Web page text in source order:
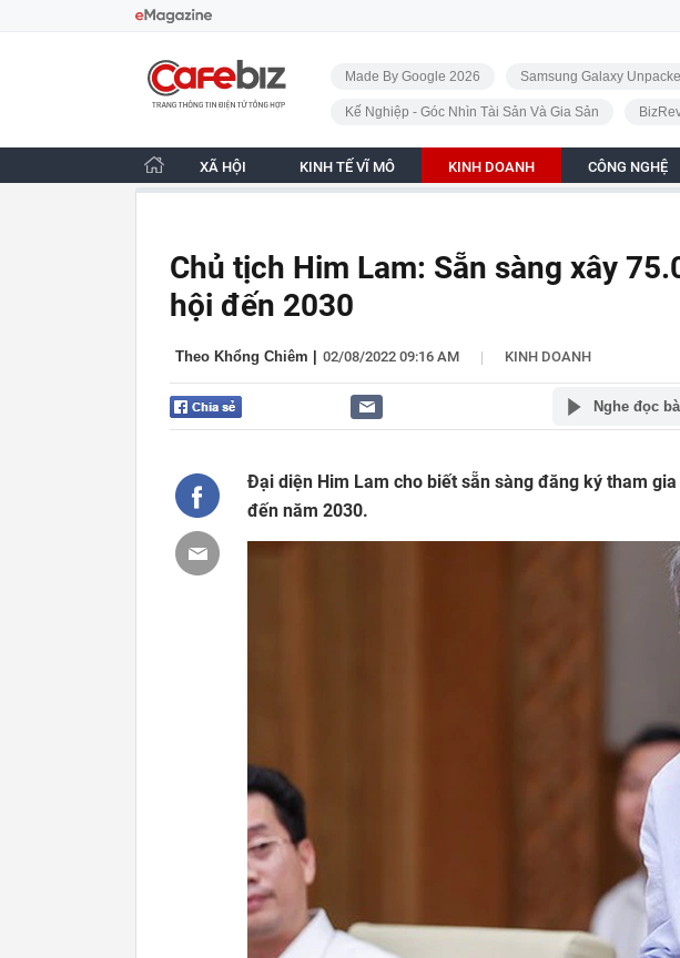
CafeBiz - Trang chủ
Made By Google 2026 Samsung Galaxy
Kế Nghiệp - Góc Nhìn Tài Sản Và Gia Sản
XÃ HỘI KINH TẾ VĨ MÔ KINH DOANH CÔNG NGHỆ
Chủ tịch Him Lam: Sẵn sàng xây
hội đến 2030
Theo Khổng Chiêm 02/08/2022 09:16 AM | KINH DOANH
Nghe đọc
Đại diện Him Lam cho biết sẵn sàng đăng ký tham
đến năm 2030.